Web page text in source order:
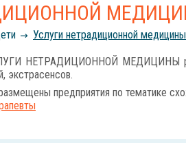
Услуги нетрадиционной медицины
НЕТРАДИЦИОННОЙ МЕДИЦИНЫ
экстрасенсов.
предприятия по тематике